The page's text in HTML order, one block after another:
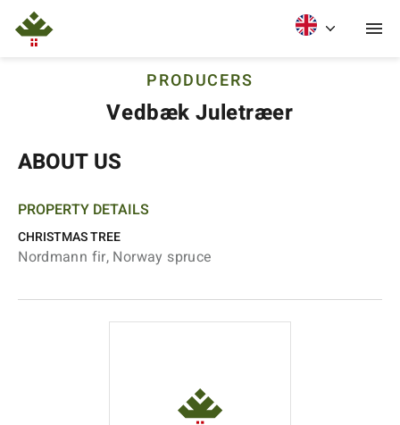
PRODUCERS
Vedbæk Juletræer
ABOUT US
PROPERTY DETAILS
CHRISTMAS TREE
Nordmann fir, Norway spruce